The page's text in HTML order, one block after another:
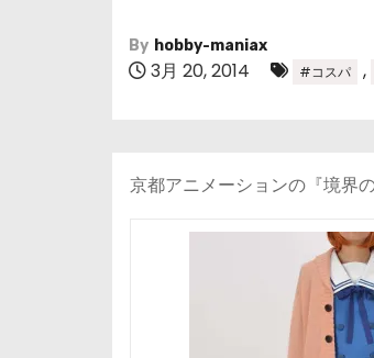
By hobby-maniax
3月 20, 2014 #コスパ ,
京都アニメーションの『境界